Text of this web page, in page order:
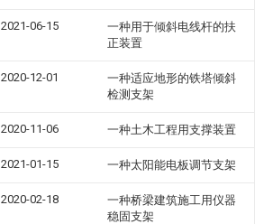
2021-06-15
一种用于倾斜电线杆的扶
正装置
2020-12-01
一种适应地形的铁塔倾斜
检测支架
2020-11-06 一种土木工程用支撑装置
2021-01-15 一种太阳能电板调节支架
2020-02-18
一种桥梁建筑施工用仪器
稳固支架